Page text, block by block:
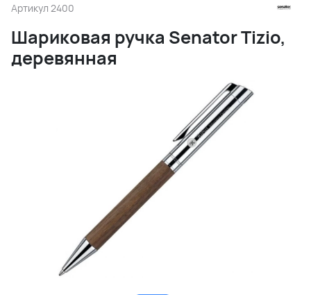
Артикул 2400
Шариковая ручка Senator Tizio,
деревянная